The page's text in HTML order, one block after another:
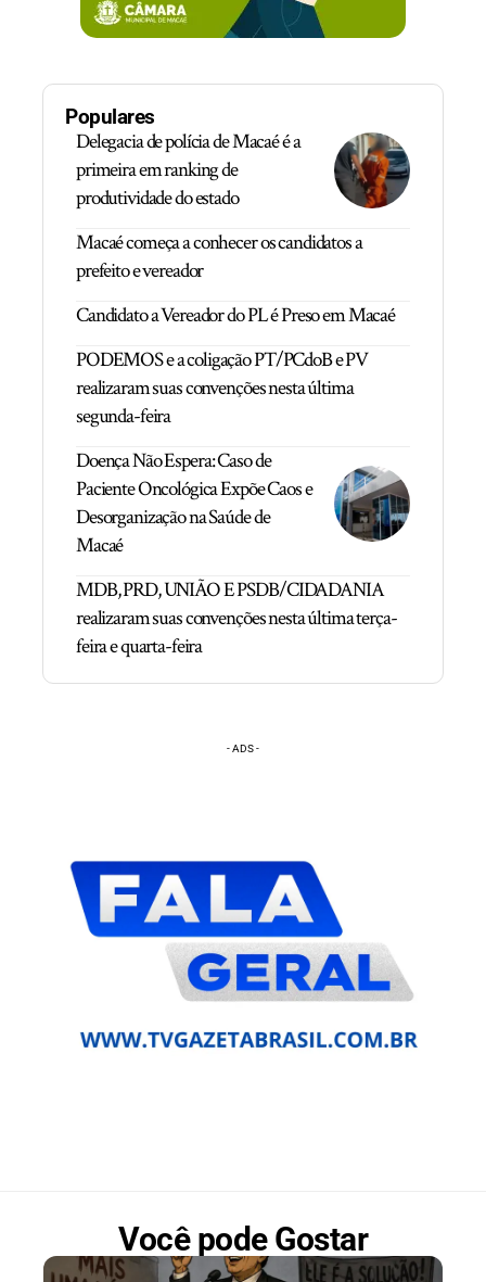
Populares
Delegacia de polícia de Macaé é a
primeira em ranking de
produtividade do estado
Macaé começa a conhecer os candidatos a
prefeito e vereador
Candidato a Vereador do PL é Preso em Macaé
PODEMOS e a coligação PT/PCdoB e PV
realizaram suas convenções nesta última
segunda-feira
Doença Não Espera: Caso de
Paciente Oncológica Expõe Caos e
Desorganização na Saúde de
Macaé
MDB, PRD, UNIÃO E PSDB/CIDADANIA
realizaram suas convenções nesta última terça-
feira e quarta-feira
- ADS -
Você pode Gostar